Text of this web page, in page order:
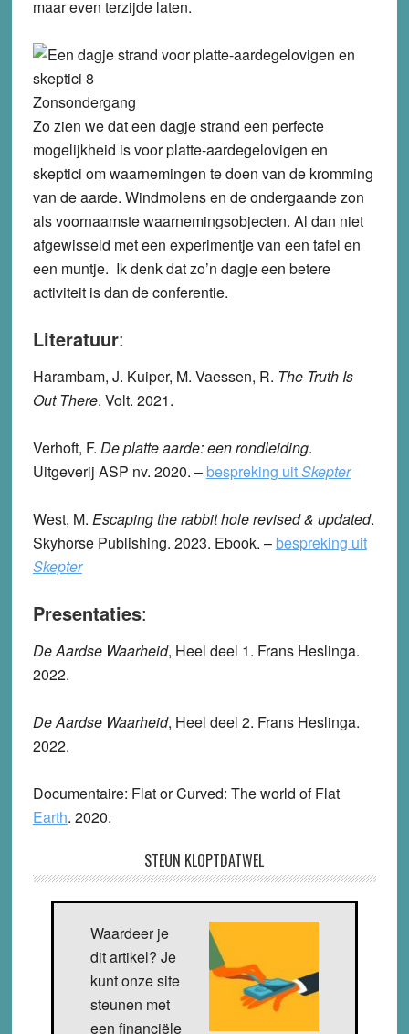
maar even terzijde laten.
Zonsondergang
Zo zien we dat een dagje strand een perfecte
mogelijkheid is voor platte-aardegelovigen en
skeptici om waarnemingen te doen van de kromming
van de aarde. Windmolens en de ondergaande zon
als voornaamste waarnemingsobjecten. Al dan niet
afgewisseld met een experimentje van een tafel en
een muntje. Ik denk dat zo’n dagje een betere
activiteit is dan de conferentie.
Literatuur:
Harambam, J. Kuiper, M. Vaessen, R. The Truth Is
Out There. Volt. 2021.
Verhoft, F. De platte aarde: een rondleiding.
Uitgeverij ASP nv. 2020. – bespreking uitSkepter
West, M. Escaping the rabbit hole revised & updated.
Skyhorse Publishing. 2023. Ebook. – bespreking uit
Skepter
Presentaties:
De Aardse Waarheid, Heel deel 1. Frans Heslinga.
2022.
De Aardse Waarheid, Heel deel 2. Frans Heslinga.
2022.
Documentaire: Flat or Curved: The world of Flat
Earth. 2020.
STEUN KLOPTDATWEL
Waardeer je
dit artikel? Je
kunt onze site
steunen met
een financiële